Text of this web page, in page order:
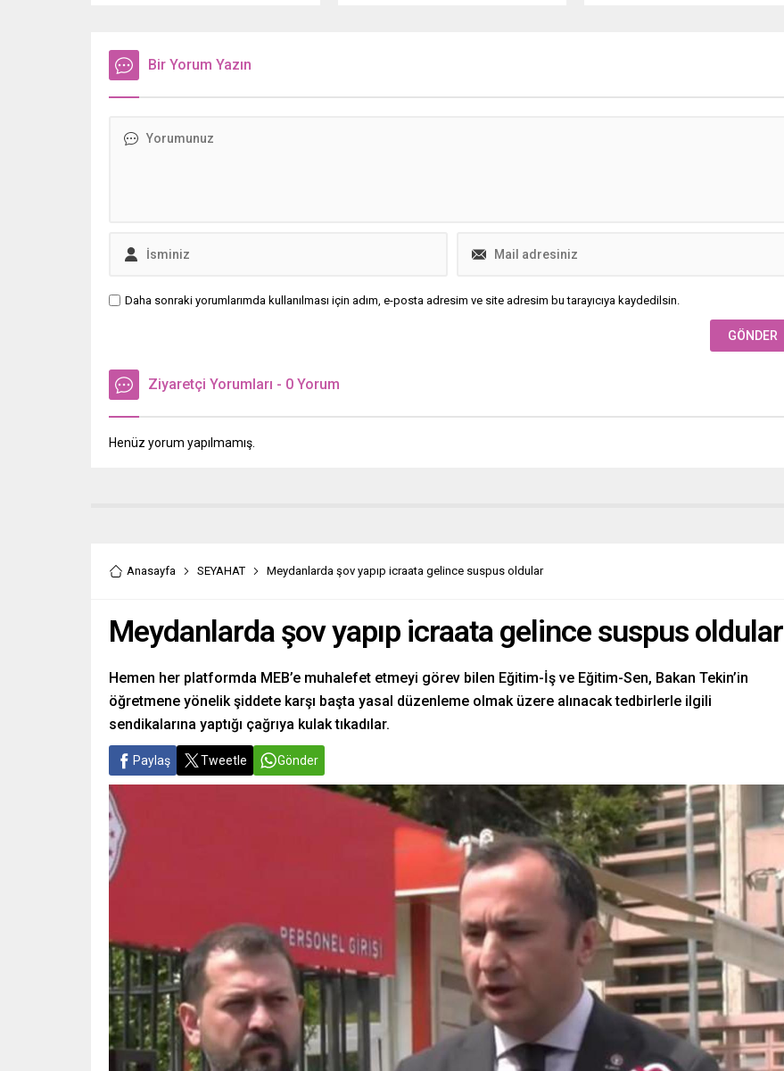
Bir Yorum Yazın
Daha sonraki yorumlarımda kullanılması için adım, e-posta adresim ve site adresim bu tarayıcıya kaydedilsin.
Ziyaretçi Yorumları - 0 Yorum
Henüz yorum yapılmamış.
Anasayfa SEYAHAT Meydanlarda şov yapıp icraata gelince suspus oldular
Meydanlarda şov yapıp icraata gelince suspus oldular
Hemen her platformda MEB’e muhalefet etmeyi görev bilen Eğitim-İş ve Eğitim-Sen, Bakan Tekin’in
öğretmene yönelik şiddete karşı başta yasal düzenleme olmak üzere alınacak tedbirlerle ilgili
sendikalarına yaptığı çağrıya kulak tıkadılar.
Paylaş Tweetle Gönder